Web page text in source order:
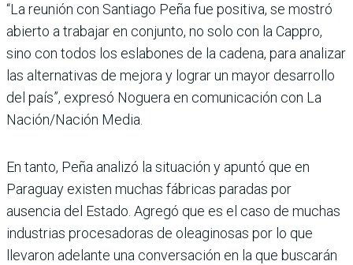
“La reunión con Santiago Peña fue positiva, se mostró
abierto a trabajar en conjunto, no solo con la Cappro,
sino con todos los eslabones de la cadena, para analizar
las alternativas de mejora y lograr un mayor desarrollo
del país”, expresó Noguera en comunicación con La
Nación/Nación Media.
En tanto, Peña analizó la situación y apuntó que en
Paraguay existen muchas fábricas paradas por
ausencia del Estado. Agregó que es el caso de muchas
industrias procesadoras de oleaginosas por lo que
llevaron adelante una conversación en la que buscarán